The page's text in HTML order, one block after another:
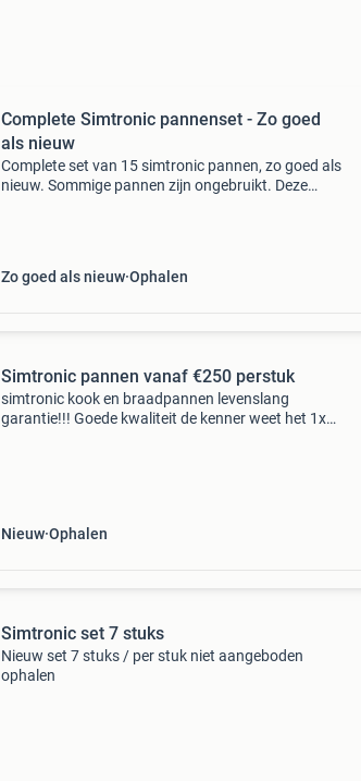
Complete Simtronic pannenset - Zo goed
als nieuw
Complete set van 15 simtronic pannen, zo goed als
nieuw. Sommige pannen zijn ongebruikt. Deze
Zo goed als nieuw Ophalen
Simtronic pannen vanaf €250 perstuk
​simtronic kook en braadpannen levenslang
garantie!!! Goede kwaliteit de kenner weet het 1x
Nieuw Ophalen
Simtronic set 7 stuks
Nieuw set 7 stuks / per stuk niet aangeboden
ophalen